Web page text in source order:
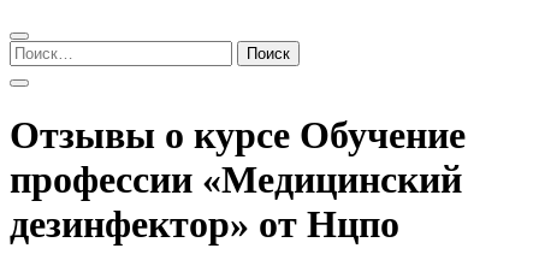
Найти:
Отзывы о курсе Обучение
профессии «Медицинский
дезинфектор» от Нцпо